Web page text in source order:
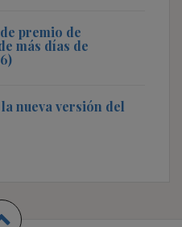
premio de
más días de
nueva versión del